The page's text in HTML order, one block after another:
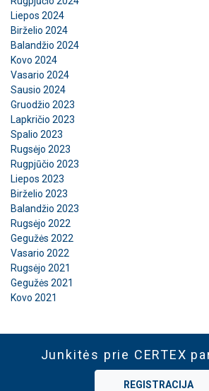
Liepos 2024
Birželio 2024
Balandžio 2024
Kovo 2024
Vasario 2024
Sausio 2024
Gruodžio 2023
Lapkričio 2023
Spalio 2023
Rugsėjo 2023
Rugpjūčio 2023
Liepos 2023
Birželio 2023
Balandžio 2023
Rugsėjo 2022
Gegužės 2022
Vasario 2022
Rugsėjo 2021
Gegužės 2021
Kovo 2021
Junkitės prie CERTEX
REGISTRACIJA
PARODYTI DETALIAU